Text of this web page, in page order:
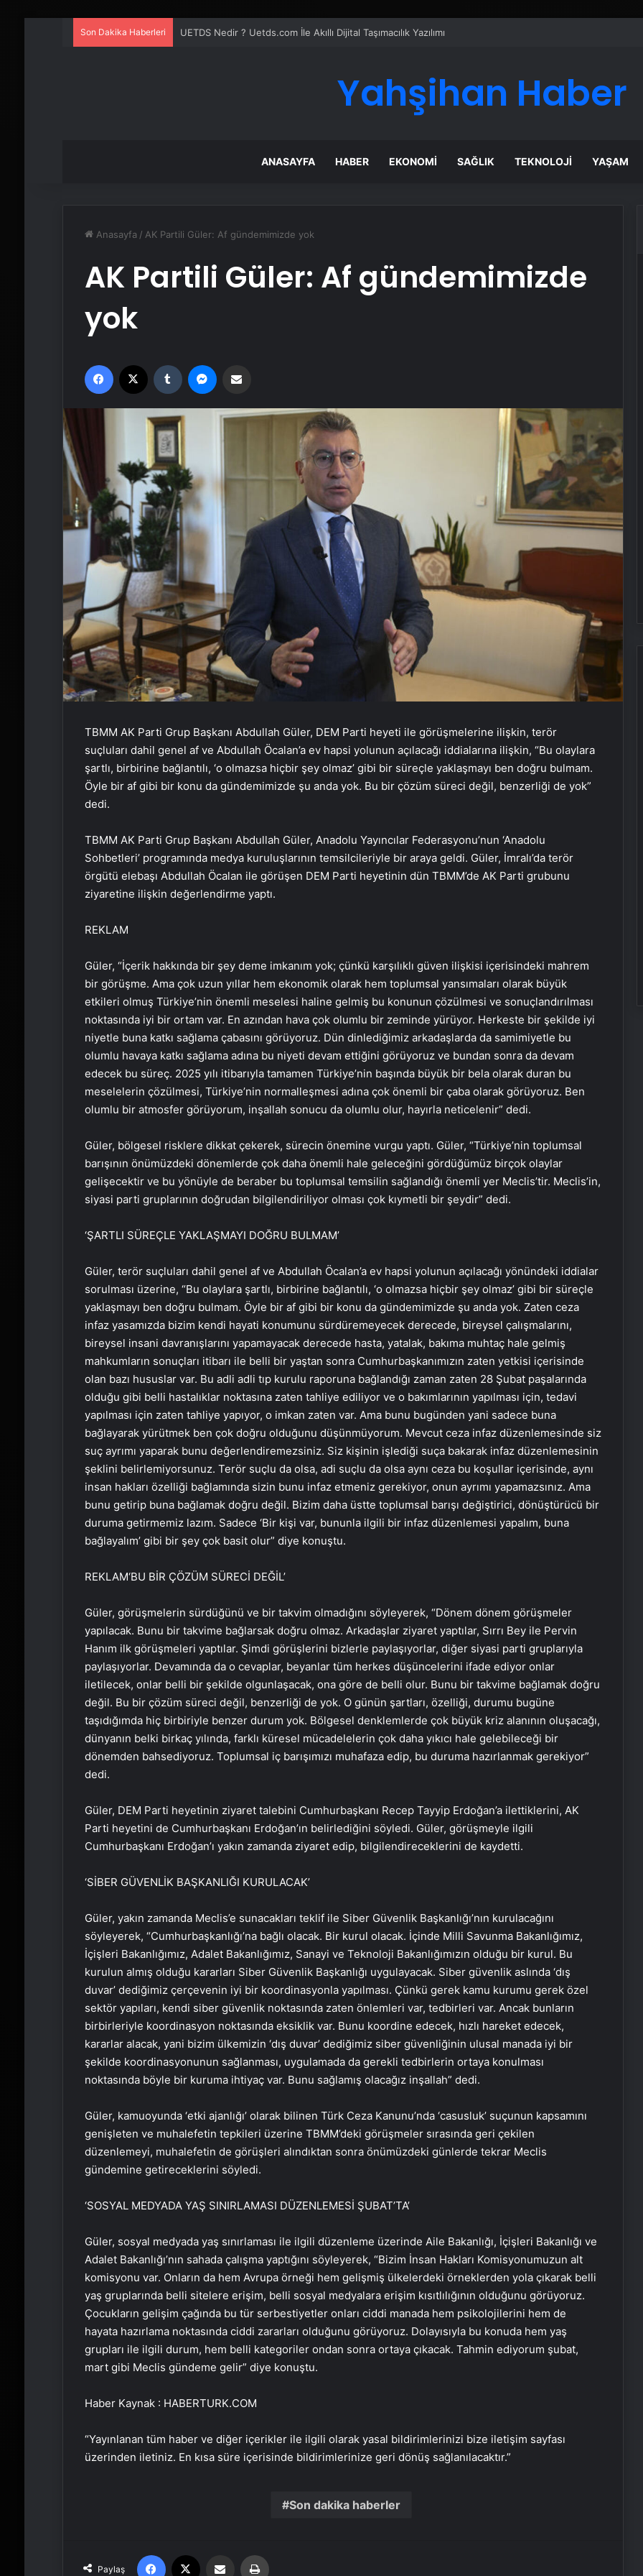
Son Dakika Haberleri UETDS Nedir ? Uetds.com İle Akıllı Dijital Taşımacılık Yazılımı
Yahşihan Haber
ANASAYFA HABER EKONOMI SAĞLIK TEKNOLOJI YAŞAM
Anasayfa / AK Partili Güler: Af gündemimizde yok
AK Partili Güler: Af gündemimizde
yok
Facebook Tumblr
TBMM AK Parti Grup Başkanı Abdullah Güler, DEM Parti heyeti ile görüşmelerine ilişkin, terör
suçluları dahil genel af ve Abdullah Öcalan’a ev hapsi yolunun açılacağı iddialarına ilişkin, “Bu olaylara
şartlı, birbirine bağlantılı, ‘o olmazsa hiçbir şey olmaz’ gibi bir süreçle yaklaşmayı ben doğru bulmam.
Öyle bir af gibi bir konu da gündemimizde şu anda yok. Bu bir çözüm süreci değil, benzerliği de yok”
dedi.
TBMM AK Parti Grup Başkanı Abdullah Güler, Anadolu Yayıncılar Federasyonu’nun ‘Anadolu
Sohbetleri’ programında medya kuruluşlarının temsilcileriyle bir araya geldi. Güler, İmralı’da terör
örgütü elebaşı Abdullah Öcalan ile görüşen DEM Parti heyetinin dün TBMM’de AK Parti grubunu
ziyaretine ilişkin değerlendirme yaptı.
REKLAM
Güler, “İçerik hakkında bir şey deme imkanım yok; çünkü karşılıklı güven ilişkisi içerisindeki mahrem
bir görüşme. Ama çok uzun yıllar hem ekonomik olarak hem toplumsal yansımaları olarak büyük
etkileri olmuş Türkiye’nin önemli meselesi haline gelmiş bu konunun çözülmesi ve sonuçlandırılması
noktasında iyi bir ortam var. En azından hava çok olumlu bir zeminde yürüyor. Herkeste bir şekilde iyi
niyetle buna katkı sağlama çabasını görüyoruz. Dün dinlediğimiz arkadaşlarda da samimiyetle bu
olumlu havaya katkı sağlama adına bu niyeti devam ettiğini görüyoruz ve bundan sonra da devam
edecek bu süreç. 2025 yılı itibarıyla tamamen Türkiye’nin başında büyük bir bela olarak duran bu
meselelerin çözülmesi, Türkiye’nin normalleşmesi adına çok önemli bir çaba olarak görüyoruz. Ben
olumlu bir atmosfer görüyorum, inşallah sonucu da olumlu olur, hayırla neticelenir” dedi.
Güler, bölgesel risklere dikkat çekerek, sürecin önemine vurgu yaptı. Güler, “Türkiye’nin toplumsal
barışının önümüzdeki dönemlerde çok daha önemli hale geleceğini gördüğümüz birçok olaylar
gelişecektir ve bu yönüyle de beraber bu toplumsal temsilin sağlandığı önemli yer Meclis’tir. Meclis’in,
siyasi parti gruplarının doğrudan bilgilendiriliyor olması çok kıymetli bir şeydir” dedi.
‘ŞARTLI SÜREÇLE YAKLAŞMAYI DOĞRU BULMAM’
Güler, terör suçluları dahil genel af ve Abdullah Öcalan’a ev hapsi yolunun açılacağı yönündeki iddialar
sorulması üzerine, “Bu olaylara şartlı, birbirine bağlantılı, ‘o olmazsa hiçbir şey olmaz’ gibi bir süreçle
yaklaşmayı ben doğru bulmam. Öyle bir af gibi bir konu da gündemimizde şu anda yok. Zaten ceza
infaz yasamızda bizim kendi hayati konumunu sürdüremeyecek derecede, bireysel çalışmalarını,
bireysel insani davranışlarını yapamayacak derecede hasta, yatalak, bakıma muhtaç hale gelmiş
mahkumların sonuçları itibarı ile belli bir yaştan sonra Cumhurbaşkanımızın zaten yetkisi içerisinde
olan bazı hususlar var. Bu adli adli tıp kurulu raporuna bağlandığı zaman zaten 28 Şubat paşalarında
olduğu gibi belli hastalıklar noktasına zaten tahliye ediliyor ve o bakımlarının yapılması için, tedavi
yapılması için zaten tahliye yapıyor, o imkan zaten var. Ama bunu bugünden yani sadece buna
bağlayarak yürütmek ben çok doğru olduğunu düşünmüyorum. Mevcut ceza infaz düzenlemesinde siz
suç ayrımı yaparak bunu değerlendiremezsiniz. Siz kişinin işlediği suça bakarak infaz düzenlemesinin
şeklini belirlemiyorsunuz. Terör suçlu da olsa, adi suçlu da olsa aynı ceza bu koşullar içerisinde, aynı
insan hakları özelliği bağlamında sizin bunu infaz etmeniz gerekiyor, onun ayrımı yapamazsınız. Ama
bunu getirip buna bağlamak doğru değil. Bizim daha üstte toplumsal barışı değiştirici, dönüştürücü bir
duruma getirmemiz lazım. Sadece ‘Bir kişi var, bununla ilgili bir infaz düzenlemesi yapalım, buna
bağlayalım’ gibi bir şey çok basit olur” diye konuştu.
REKLAM‘BU BİR ÇÖZÜM SÜRECİ DEĞİL’
Güler, görüşmelerin sürdüğünü ve bir takvim olmadığını söyleyerek, “Dönem dönem görüşmeler
yapılacak. Bunu bir takvime bağlarsak doğru olmaz. Arkadaşlar ziyaret yaptılar, Sırrı Bey ile Pervin
Hanım ilk görüşmeleri yaptılar. Şimdi görüşlerini bizlerle paylaşıyorlar, diğer siyasi parti gruplarıyla
paylaşıyorlar. Devamında da o cevaplar, beyanlar tüm herkes düşüncelerini ifade ediyor onlar
iletilecek, onlar belli bir şekilde olgunlaşacak, ona göre de belli olur. Bunu bir takvime bağlamak doğru
değil. Bu bir çözüm süreci değil, benzerliği de yok. O günün şartları, özelliği, durumu bugüne
taşıdığımda hiç birbiriyle benzer durum yok. Bölgesel denklemlerde çok büyük kriz alanının oluşacağı,
dünyanın belki birkaç yılında, farklı küresel mücadelelerin çok daha yıkıcı hale gelebileceği bir
dönemden bahsediyoruz. Toplumsal iç barışımızı muhafaza edip, bu duruma hazırlanmak gerekiyor”
dedi.
Güler, DEM Parti heyetinin ziyaret talebini Cumhurbaşkanı Recep Tayyip Erdoğan’a ilettiklerini, AK
Parti heyetini de Cumhurbaşkanı Erdoğan’ın belirlediğini söyledi. Güler, görüşmeyle ilgili
Cumhurbaşkanı Erdoğan’ı yakın zamanda ziyaret edip, bilgilendireceklerini de kaydetti.
‘SİBER GÜVENLİK BAŞKANLIĞI KURULACAK’
Güler, yakın zamanda Meclis’e sunacakları teklif ile Siber Güvenlik Başkanlığı’nın kurulacağını
söyleyerek, “Cumhurbaşkanlığı’na bağlı olacak. Bir kurul olacak. İçinde Milli Savunma Bakanlığımız,
İçişleri Bakanlığımız, Adalet Bakanlığımız, Sanayi ve Teknoloji Bakanlığımızın olduğu bir kurul. Bu
kurulun almış olduğu kararları Siber Güvenlik Başkanlığı uygulayacak. Siber güvenlik aslında ‘dış
duvar’ dediğimiz çerçevenin iyi bir koordinasyonla yapılması. Çünkü gerek kamu kurumu gerek özel
sektör yapıları, kendi siber güvenlik noktasında zaten önlemleri var, tedbirleri var. Ancak bunların
birbirleriyle koordinasyon noktasında eksiklik var. Bunu koordine edecek, hızlı hareket edecek,
kararlar alacak, yani bizim ülkemizin ‘dış duvar’ dediğimiz siber güvenliğinin ulusal manada iyi bir
şekilde koordinasyonunun sağlanması, uygulamada da gerekli tedbirlerin ortaya konulması
noktasında böyle bir kuruma ihtiyaç var. Bunu sağlamış olacağız inşallah” dedi.
Güler, kamuoyunda ‘etki ajanlığı’ olarak bilinen Türk Ceza Kanunu’nda ‘casusluk’ suçunun kapsamını
genişleten ve muhalefetin tepkileri üzerine TBMM’deki görüşmeler sırasında geri çekilen
düzenlemeyi, muhalefetin de görüşleri alındıktan sonra önümüzdeki günlerde tekrar Meclis
gündemine getireceklerini söyledi.
‘SOSYAL MEDYADA YAŞ SINIRLAMASI DÜZENLEMESİ ŞUBAT’TA’
Güler, sosyal medyada yaş sınırlaması ile ilgili düzenleme üzerinde Aile Bakanlığı, İçişleri Bakanlığı ve
Adalet Bakanlığı’nın sahada çalışma yaptığını söyleyerek, “Bizim İnsan Hakları Komisyonumuzun alt
komisyonu var. Onların da hem Avrupa örneği hem gelişmiş ülkelerdeki örneklerden yola çıkarak belli
yaş gruplarında belli sitelere erişim, belli sosyal medyalara erişim kısıtlılığının olduğunu görüyoruz.
Çocukların gelişim çağında bu tür serbestiyetler onları ciddi manada hem psikolojilerini hem de
hayata hazırlama noktasında ciddi zararları olduğunu görüyoruz. Dolayısıyla bu konuda hem yaş
grupları ile ilgili durum, hem belli kategoriler ondan sonra ortaya çıkacak. Tahmin ediyorum şubat,
mart gibi Meclis gündeme gelir” diye konuştu.
Haber Kaynak : HABERTURK.COM
“Yayınlanan tüm haber ve diğer içerikler ile ilgili olarak yasal bildirimlerinizi bize iletişim sayfası
üzerinden iletiniz. En kısa süre içerisinde bildirimlerinize geri dönüş sağlanılacaktır.”
Son dakika haberler
Paylaş
Facebook Email'den paylaş
Aydın’da Uyuşturucu Operasyonu:
15 Tutuklama
Çorum’da Fabrika Patlaması: Bir İşçi
Hayatını Kaybetti
Antalya’da Korku Evinde Yangın: 3
Çalışan Yaralandı